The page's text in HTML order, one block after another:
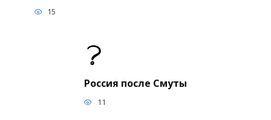
15
Россия после Смуты
11